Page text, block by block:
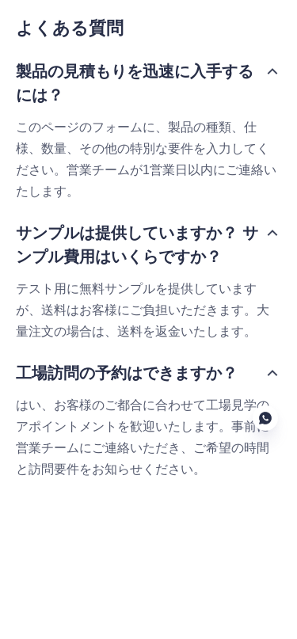
よくある質問
製品の見積もりを迅速に入手する
には？
このページのフォームに、製品の種類、仕
様、数量、その他の特別な要件を入力してく
ださい。営業チームが1営業日以内にご連絡い
たします。
サンプルは提供していますか？ サ
ンプル費用はいくらですか？
テスト用に無料サンプルを提供しています
が、送料はお客様にご負担いただきます。大
量注文の場合は、送料を返金いたします。
工場訪問の予約はできますか？
はい、お客様のご都合に合わせて工場見学の
アポイントメントを歓迎いたします。事前に
営業チームにご連絡いただき、ご希望の時間
と訪問要件をお知らせください。